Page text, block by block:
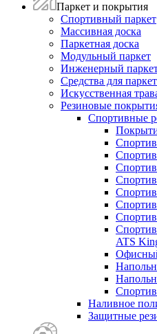
Паркет и покрытия
Спортивный паркет
Массивная доска
Паркетная доска
Модульный паркет
Инженерный
Средства для
Искусственная
Резиновые
Спортивные
ATS
Наливное
Защитные